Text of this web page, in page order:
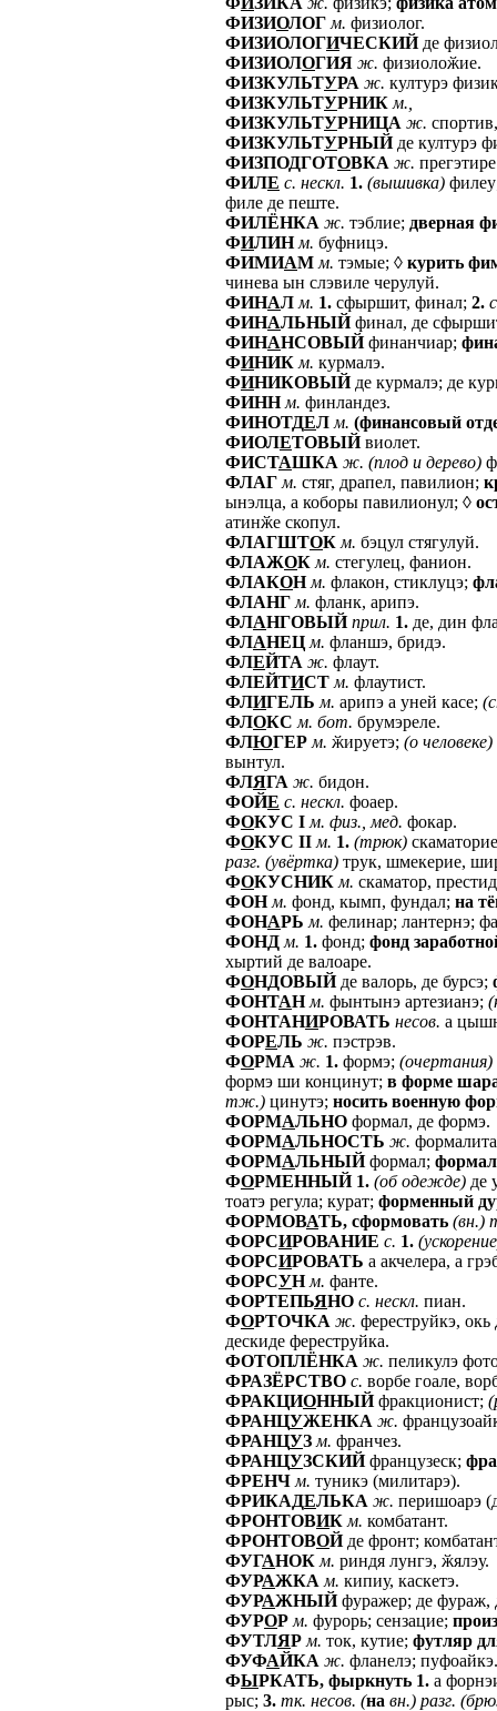
ФИЗИОЛОГ м. физиолог.
ФИЗИОЛОГИЧЕСКИЙде
ФИЗИОЛОГИЯ ж. физиолоӂие.
ФИЗКУЛЬТУРА ж. културэ
ФИЗКУЛЬТУРНИК м.,
ФИЗКУЛЬТУРНИЦА ж.
ФИЗКУЛЬТУРНЫЙде културэ
ФИЗПОДГОТОВКА ж.
ФИЛЕ с. нескл. 1. (вышивка)
филе де пеште.
ФИЛЁНКА ж. тэблие; дверная
ФИЛИН м. буфницэ.
ФИМИАМ м. тэмые; ◊ курить
чинева ын слэвиле черулуй.
ФИНАЛ м. 1. сфыршит, финал; 2.
ФИНАЛЬНЫЙфинал, де
ФИНАНСОВЫЙфинанчиар;
ФИНИК м. курмалэ.
ФИНИКОВЫЙде курмалэ; де
ФИНН м. финландез.
ФИНОТДЕЛ м. (финансовый
ФИОЛЕТОВЫЙвиолет.
ФИСТАШКА ж. (плод и дерево)
ФЛАГ м. стяг, драпел, павилион;
ынэлца, а коборы павилионул; ◊
атинӂе скопул.
ФЛАГШТОК м. бэцул стягулуй.
ФЛАЖОК м. стегулец, фанион.
ФЛАКОН м. флакон, стиклуцэ;
ФЛАНГ м. фланк, арипэ.
ФЛАНГОВЫЙ прил. 1. де, дин
ФЛАНЕЦ м. фланшэ, бридэ.
ФЛЕЙТА ж. флаут.
ФЛЕЙТИСТ м. флаутист.
ФЛИГЕЛЬ м. арипэ а уней касе;
ФЛОКС м. бот. брумэреле.
ФЛЮГЕР м. ӂируетэ; (о человеке)
вынтул.
ФЛЯГА ж. бидон.
ФОЙЕ с. нескл. фоаер.
ФОКУС I м. физ., мед. фокар.
ФОКУС II м. 1. (трюк)
разг. (увёртка) трук, шмекерие,
ФОКУСНИК м. скаматор,
ФОН м. фонд, кымп, фундал; на
ФОНАРЬ м. фелинар; лантернэ;
ФОНД м. 1. фонд; фонд
хыртий де валоаре.
ФОНДОВЫЙде валорь, де бурсэ;
ФОНТАН м. фынтынэ артезианэ;
ФОНТАНИРОВАТЬ несов. а
ФОРЕЛЬ ж. пэстрэв.
ФОРМА ж. 1. формэ; (очертания)
формэ ши концинут; в форме
тж.) цинутэ; носить военную
ФОРМАЛЬНО формал, де формэ.
ФОРМАЛЬНОСТЬ ж.
ФОРМАЛЬНЫЙформал;
ФОРМЕННЫЙ 1. (об одежде) де
тоатэ регула; курат; форменный
ФОРМОВАТЬ, сформовать (вн.)
ФОРСИРОВАНИЕ с. 1.
ФОРСИРОВАТЬ а акчелера, а
ФОРСУН м. фанте.
ФОРТЕПЬЯНО с. нескл. пиан.
ФОРТОЧКА ж. фереструйкэ,
дескиде фереструйка.
ФОТОПЛЁНКА ж. пеликулэ
ФРАЗЁРСТВО с. ворбе гоале,
ФРАКЦИОННЫЙфракционист;
ФРАНЦУЖЕНКА ж.
ФРАНЦУЗ м. франчез.
ФРАНЦУЗСКИЙфранцузеск;
ФРЕНЧ м. туникэ (милитарэ).
ФРИКАДЕЛЬКА ж. перишоарэ
ФРОНТОВИК м. комбатант.
ФРОНТОВОЙде фронт;
ФУГАНОК м. риндя лунгэ, ӂялэу.
ФУРАЖКА м. кипиу, каскетэ.
ФУРАЖНЫЙфуражер; де фураж,
ФУРОР м. фурорь; сензацие;
ФУТЛЯР м. ток, кутие; футляр
ФУФАЙКА ж. фланелэ; пуфоайкэ.
ФЫРКАТЬ, фыркнуть 1. а
рыс; 3. тк. несов. (на вн.) разг.